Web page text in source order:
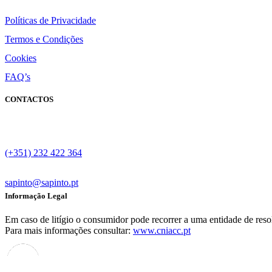
Políticas de Privacidade
Termos e Condições
Cookies
FAQ’s
CONTACTOS
(+351) 232 422 364
sapinto@sapinto.pt
Informação Legal
Em caso de litígio o consumidor pode recorrer a uma entidade de
Para mais informações consultar: www.cniacc.pt